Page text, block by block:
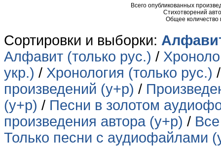
Всего опубликованных
Стихотворений
Общее количество
Сортировки и выборки:
Алфавит (только рус.) /
укр.) / Хронология (только рус.)
произведений (у+р) /
(у+р) / Песни в золотом
произведения автора (у+р) /
Только песни с аудиофайлами